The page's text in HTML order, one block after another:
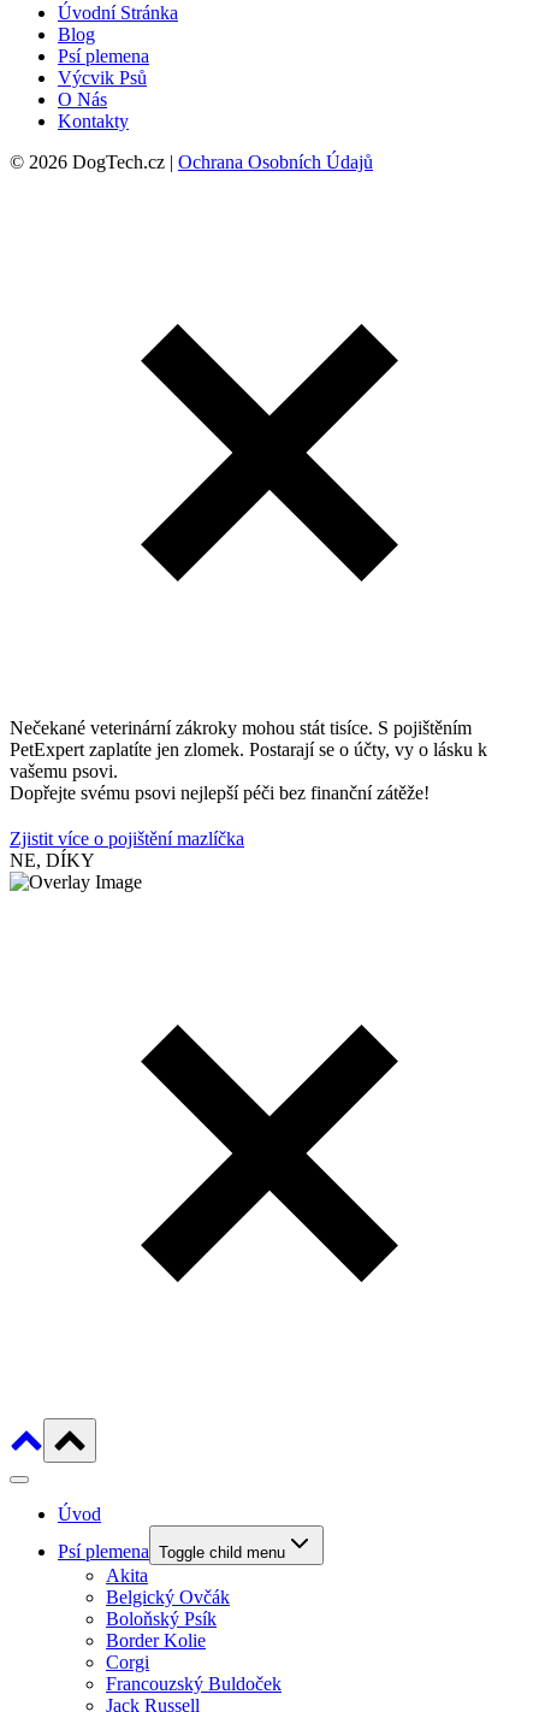
Úvodní Stránka
Blog
Psí plemena
Výcvik Psů
O Nás
Kontakty
© 2026 DogTech.cz | Ochrana Osobních Údajů
Nečekané veterinární zákroky mohou stát tisíce. S pojištěním
PetExpert zaplatíte jen zlomek. Postarají se o účty, vy o lásku k
vašemu psovi.
Dopřejte svému psovi nejlepší péči bez finanční zátěže!
Zjistit více o pojištění mazlíčka
NE, DÍKY
Úvod
Psí plemena Toggle child menu
Akita
Belgický Ovčák
Boloňský Psík
Border Kolie
Corgi
Francouzský Buldoček
Jack Russell